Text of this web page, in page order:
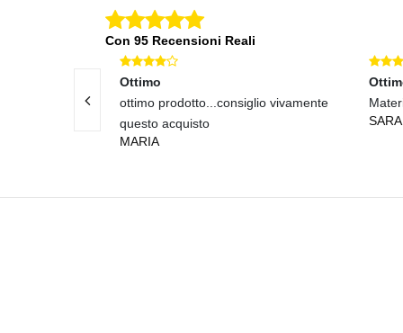
Con 95 Recensioni Reali
Ottimo
ottimo prodotto...consiglio vivamente
questo acquisto
MARIA